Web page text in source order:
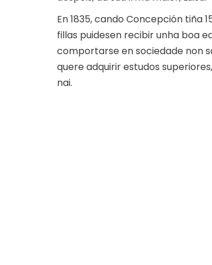
En 1835, cando Concepción tiña
fillas puidesen recibir unha boa
comportarse en sociedade non
quere adquirir estudos
nai.